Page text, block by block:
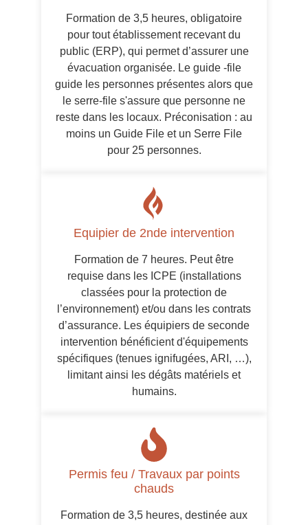
Formation de 3,5 heures, obligatoire
pour tout établissement recevant du
public (ERP), qui permet d’assurer une
évacuation organisée. Le guide -file
guide les personnes présentes alors que
le serre-file s'assure que personne ne
reste dans les locaux. Préconisation : au
moins un Guide File et un Serre File
pour 25 personnes.
Equipier de 2nde intervention
Formation de 7 heures. Peut être
requise dans les ICPE (installations
classées pour la protection de
l’environnement) et/ou dans les contrats
d’assurance. Les équipiers de seconde
intervention bénéficient d'équipements
spécifiques (tenues ignifugées, ARI, …),
limitant ainsi les dégâts matériels et
humains.
Permis feu / Travaux par points
chauds
Formation de 3,5 heures, destinée aux